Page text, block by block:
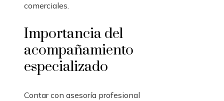
comerciales.
Importancia del
acompañamiento
especializado
Contar con asesoría profesional